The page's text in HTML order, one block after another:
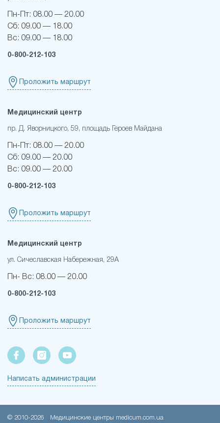
Пн-Пт: 08.00 — 20.00
Сб: 09.00 — 18.00
Вс: 09.00 — 18.00
0-800-212-103
Проложить маршрут
Медицинский центр
пр. Д. Яворницкого, 59, площадь Героев Майдана
Пн-Пт: 08.00 — 20.00
Сб: 09.00 — 20.00
Вс: 09.00 — 20.00
0-800-212-103
Проложить маршрут
Медицинский центр
ул. Сичеславская Набережная, 29А
Пн- Вс: 08.00 — 20.00
0-800-212-103
Проложить маршрут
Написать администрации
© 2010-2026 Медицинские центры medicum.com.ua